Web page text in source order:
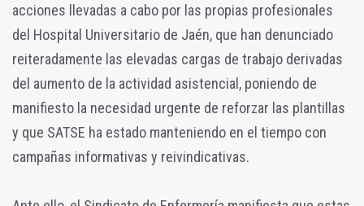
acciones llevadas a cabo por las propias profesionales
del Hospital Universitario de Jaén, que han denunciado
reiteradamente las elevadas cargas de trabajo derivadas
del aumento de la actividad asistencial, poniendo de
manifiesto la necesidad urgente de reforzar las plantillas
y que SATSE ha estado manteniendo en el tiempo con
campañas informativas y reivindicativas.